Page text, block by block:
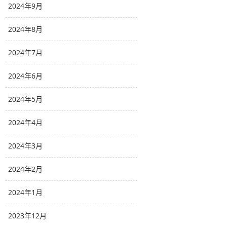
2024年9月
2024年8月
2024年7月
2024年6月
2024年5月
2024年4月
2024年3月
2024年2月
2024年1月
2023年12月